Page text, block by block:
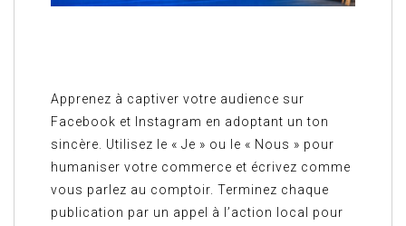
Apprenez à captiver votre audience sur
Facebook et Instagram en adoptant un ton
sincère. Utilisez le « Je » ou le « Nous » pour
humaniser votre commerce et écrivez comme
vous parlez au comptoir. Terminez chaque
publication par un appel à l’action local pour